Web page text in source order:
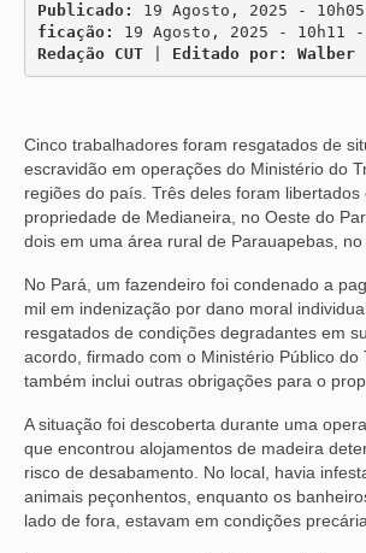
Publicado: 19 Agosto, 2025 -
ficação:
19 Agosto, 2025 - 10h11 -
Redação CUT | Editado por: Walber
Cinco trabalhadores foram resgatados de
escravidão em operações do Ministério do
regiões do país. Três deles foram libertados
propriedade de Medianeira, no Oeste do
dois em uma área rural de Parauapebas,
No Pará, um fazendeiro foi condenado a
mil em indenização por dano moral
resgatados de condições degradantes em
acordo, firmado com o Ministério Público do
também inclui outras obrigações para o
A situação foi descoberta durante uma
que encontrou alojamentos de madeira
risco de desabamento. No local, havia
animais peçonhentos, enquanto os
lado de fora, estavam em condições